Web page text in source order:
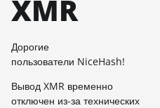
XMR
Дорогие
пользователи NiceHash!
Вывод XMR временно
отключен из-за технических